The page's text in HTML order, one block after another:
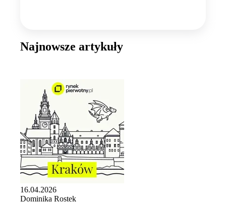
Najnowsze artykuły
16.04.2026
Dominika Rostek